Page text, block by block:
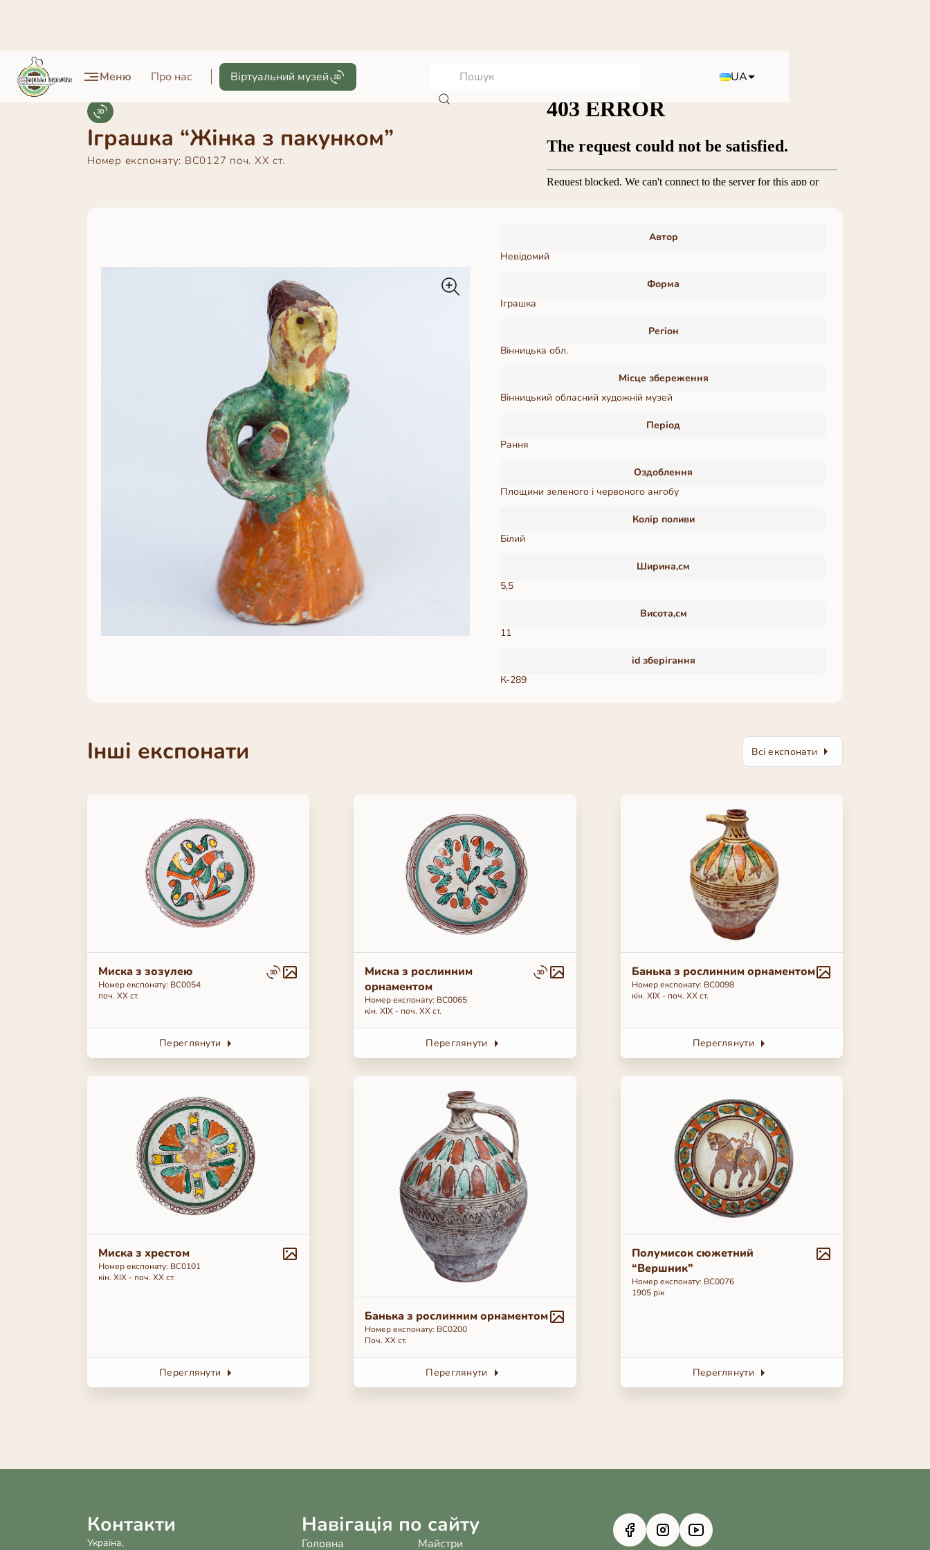
Меню Про нас Віртуальний музей UA
Іграшка “Жінка з пакунком”
Номер експонату: ВС0127 поч. ХХ ст.
Автор
Невідомий
Форма
Іграшка
Регіон
Вінницька обл.
Місце збереження
Вінницький обласний художній музей
Період
Рання
Оздоблення
Площини зеленого і червоного ангобу
Колір поливи
Білий
Ширина,см
5,5
Висота,см
11
id зберігання
К-289
Інші експонати Всі експонати
Миска з зозулею
Номер експонату: BC0054
поч. ХХ ст.
Переглянути
Миска з рослинним
орнаментом
Номер експонату: BC0065
кін. ХІХ - поч. ХХ ст.
Переглянути
Банька з рослинним орнаментом
Номер експонату: BC0098
кін. ХІХ - поч. ХХ ст.
Переглянути
Миска з хрестом
Номер експонату: BC0101
кін. ХІХ - поч. ХХ ст.
Переглянути
Банька з рослинним орнаментом
Номер експонату: ВС0200
Поч. ХХ ст.
Переглянути
Полумисок сюжетний
“Вершник”
Номер експонату: BC0076
1905 рік
Переглянути
Контакти
Україна,
Навігація по сайту
Головна Майстри